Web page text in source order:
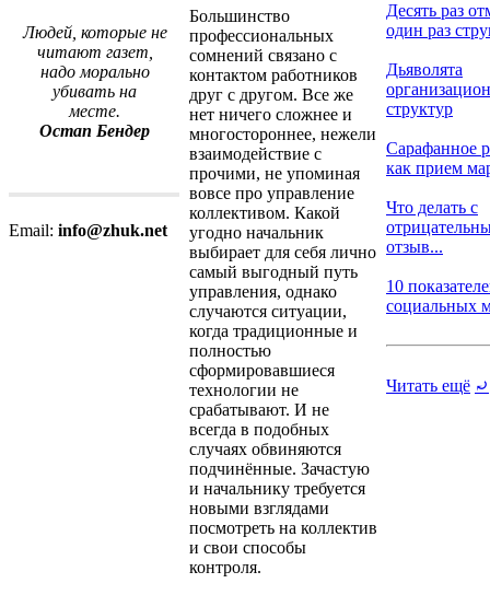
Людей, которые не
читают газет,
надо морально
убивать на
месте.
Остап Бендер
Email: info@zhuk.net
Большинство
профессиональных
сомнений связано с
контактом работников
друг с другом. Все же
нет ничего сложнее и
многостороннее, нежели
взаимодействие с
прочими, не упоминая
вовсе про управление
коллективом. Какой
угодно начальник
выбирает для себя лично
самый выгодный путь
управления, однако
случаются ситуации,
когда традиционные и
полностью
сформировавшиеся
технологии не
срабатывают. И не
всегда в подобных
случаях обвиняются
подчинённые. Зачастую
и начальнику требуется
новыми взглядами
посмотреть на коллектив
и свои способы
контроля.
Десять раз
один раз
Дьяволята
структур
Сарафанное
как прием
Что делать с
отзыв...
10
социальных
Читать ещё ⤾